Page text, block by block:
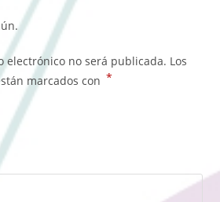
electrónico no será publicada. Los
marcados con *